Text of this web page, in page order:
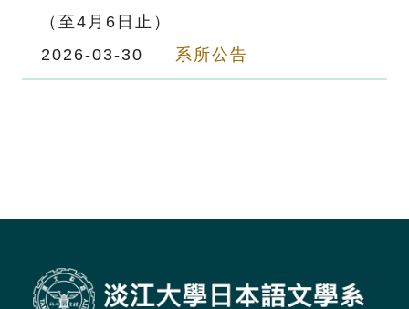
（至4月6日止）
系所公告
2026-03-30